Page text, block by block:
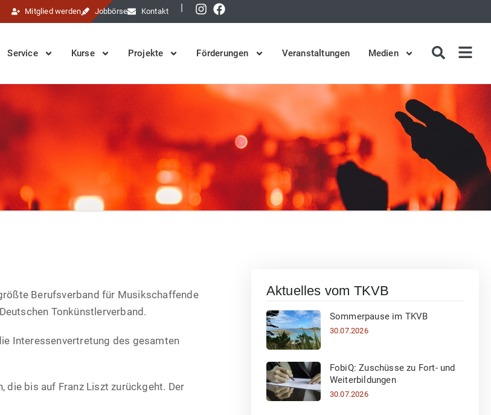
Mitglied werden Jobbörse Kontakt |
Service Kurse Projekte Förderungen Veranstaltungen Medien
Berufsverband für Musikschaffende
Tonkünstlerverband.
Interessenvertretung des gesamten
die bis auf Franz Liszt zurückgeht. Der
Aktuelles vom TKVB
Sommerpause im TKVB
30.07.2026
FobiQ: Zuschüsse zu Fort- und
Weiterbildungen
30.07.2026